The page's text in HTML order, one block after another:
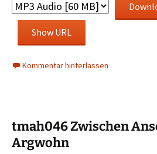
Show URL
Kommentar hinterlassen
tmah046 Zwischen
Argwohn